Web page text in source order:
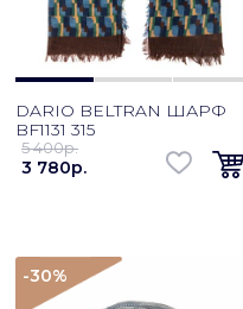
DARIO BELTRAN ШАРФ
BF1131 315
5 400p.
3 780p.
-30%